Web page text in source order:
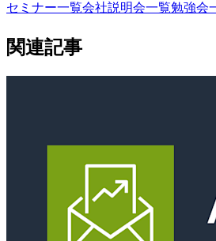
セミナー一覧会社説明会一覧勉強会
関連記事